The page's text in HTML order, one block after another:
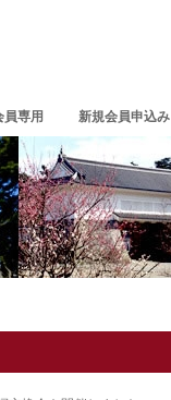
員専用 新規会員申込み